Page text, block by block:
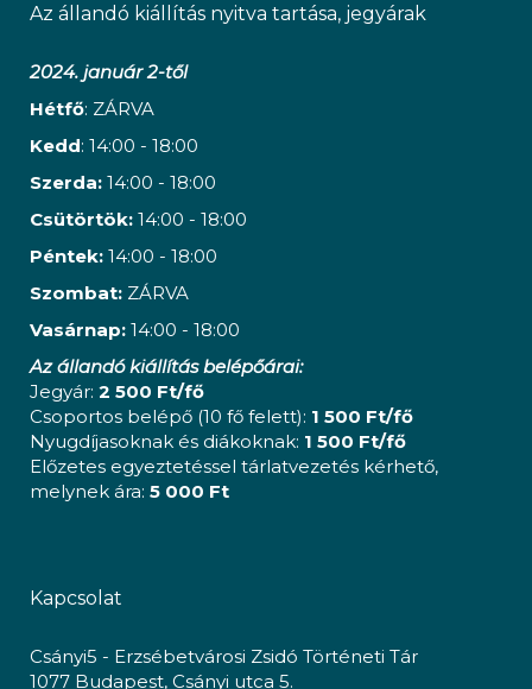
Az állandó kiállítás nyitva tartása, jegyárak
2024. január 2-től
Hétfő: ZÁRVA
Kedd: 14:00 - 18:00
Szerda: 14:00 - 18:00
Csütörtök: 14:00 - 18:00
Péntek: 14:00 - 18:00
Szombat: ZÁRVA
Vasárnap: 14:00 - 18:00
Az állandó kiállítás belépőárai:
Jegyár: 2 500 Ft/fő
Csoportos belépő (10 fő felett): 1 500 Ft/fő
Nyugdíjasoknak és diákoknak: 1 500 Ft/fő
Előzetes egyeztetéssel tárlatvezetés kérhető,
melynek ára: 5 000 Ft
Kapcsolat
Csányi5 - Erzsébetvárosi Zsidó Történeti Tár
1077 Budapest, Csányi utca 5.